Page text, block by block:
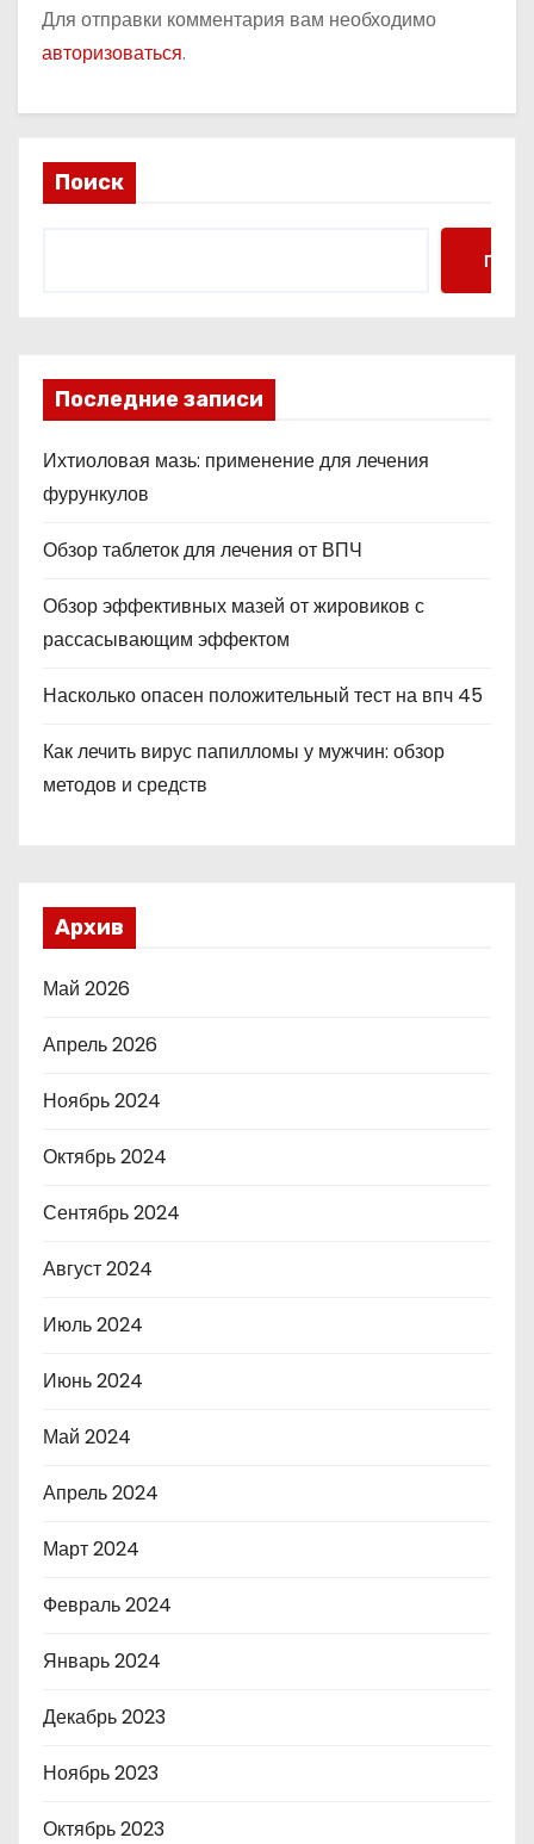
Для отправки комментария вам необходимо
авторизоваться.
Поиск
Поиск
Последние записи
Ихтиоловая мазь: применение для лечения
фурункулов
Обзор таблеток для лечения от ВПЧ
Обзор эффективных мазей от жировиков с
рассасывающим эффектом
Насколько опасен положительный тест на впч 45
Как лечить вирус папилломы у мужчин: обзор
методов и средств
Архив
Май 2026
Апрель 2026
Ноябрь 2024
Октябрь 2024
Сентябрь 2024
Август 2024
Июль 2024
Июнь 2024
Май 2024
Апрель 2024
Март 2024
Февраль 2024
Январь 2024
Декабрь 2023
Ноябрь 2023
Октябрь 2023